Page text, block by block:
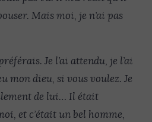
Mais moi, je n’ai pas
Je l’ai attendu, je l’ai
mon dieu, si vous voulez. Je
de lui… Il était
et c’était un bel homme,